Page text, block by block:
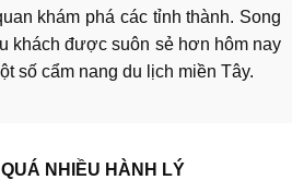
khám phá các tỉnh thành. Song
khách được suôn sẻ hơn hôm nay
số cẩm nang du lịch miền Tây.
NHIỀU HÀNH LÝ